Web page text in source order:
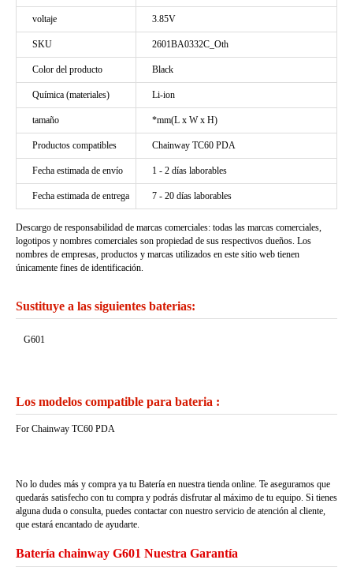
voltaje 3.85V
SKU 2601BA0332C_Oth
Color del producto Black
Química (materiales) Li-ion
tamaño *mm(L x W x H)
Productos compatibles Chainway TC60 PDA
Fecha estimada de envío 1 - 2 días laborables
Fecha estimada de entrega 7 - 20 días laborables
Descargo de responsabilidad de marcas comerciales: todas las marcas comerciales,
logotipos y nombres comerciales son propiedad de sus respectivos dueños. Los
nombres de empresas, productos y marcas utilizados en este sitio web tienen
únicamente fines de identificación.
Sustituye a las siguientes baterias:
G601
Los modelos compatible para bateria :
For Chainway TC60 PDA
No lo dudes más y compra ya tu Batería en nuestra tienda online. Te aseguramos que
quedarás satisfecho con tu compra y podrás disfrutar al máximo de tu equipo. Si tienes
alguna duda o consulta, puedes contactar con nuestro servicio de atención al cliente,
que estará encantado de ayudarte.
Batería chainway G601 Nuestra Garantía